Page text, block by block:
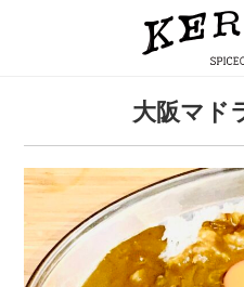
大阪マド